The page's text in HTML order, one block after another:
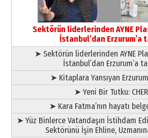
Esat BİNDESEN
Başkan Sekmen’den
bir vizyon proje daha!
02 Ağustos 2026 Pazar
Sektörün liderlerinden AYNE
İstanbul’dan Erzurum’a
➤ Sektörün liderlerinden AYNE
İstanbul’dan Erzurum’a
➤ Kitaplara Yansıyan
➤ Yeni Bir Tutku:
➤ Kara Fatma’nın hayatı
➤ Yüz Binlerce Vatandaşın İstihdam
Sektörünü İşin Ehline,